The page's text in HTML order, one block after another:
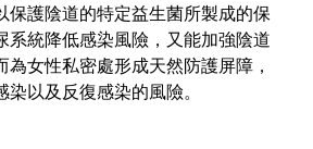
保護陰道的特定益生菌所製成的保
系統降低感染風險，又能加強陰道
為女性私密處形成天然防護屏障，
以及反復感染的風險。